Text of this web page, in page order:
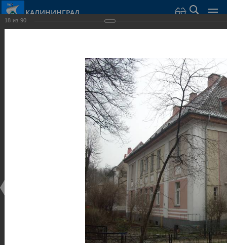
КАЛИНИНГРАД
18 из 90